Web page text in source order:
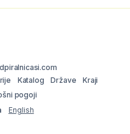
Katalog Države
Kraji
pogoji
English